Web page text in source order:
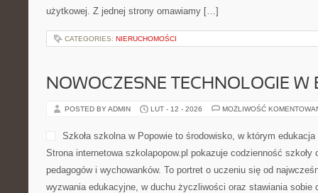
użytkowej. Z jednej strony omawiamy […]
CATEGORIES: NIERUCHOMOŚCI
NOWOCZESNE TECHNOLOGIE W
POSTED BY ADMIN LUT - 12 - 2026 MOŻLIWOŚĆ
Szkoła szkolna w Popowie to środowisko, w którym
Strona internetowa szkolapopow.pl pokazuje codzienność szkoły
pedagogów i wychowanków. To portret o uczeniu się od
wyzwania edukacyjne, w duchu życzliwości oraz stawiania sobie